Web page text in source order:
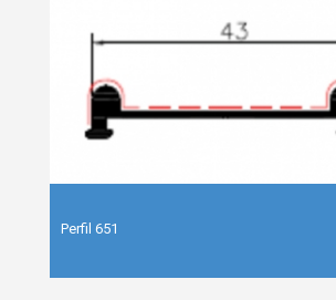
Perfil 651